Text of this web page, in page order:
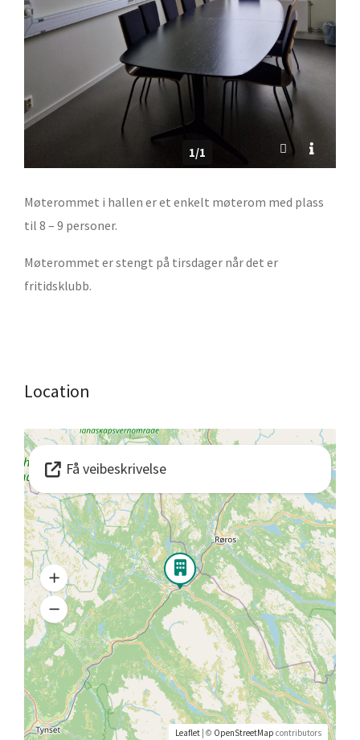
1/1
Møterommet i hallen er et enkelt møterom med plass
til 8 – 9 personer.
Møterommet er stengt på tirsdager når det er
fritidsklubb.
Location
Leaflet | © OpenStreetMap contributors
Få veibeskrivelse